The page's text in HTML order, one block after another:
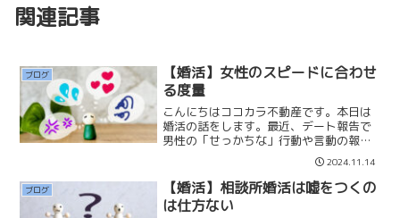
関連記事
ブログ
【婚活】女性のスピードに合わせ
る度量
こんにちはココカラ不動産です。本日は
婚活の話をします。最近、デート報告で
男性の「せっかちな」行動や言動の報告
を沢山受けます。マリッジの婚活女性に
対するお相手男性の行動だったり、マリ
ッジの婚活男性でも見受けられることが
あります。「何をそんなに...
2024.11.14
ブログ
【婚活】相談所婚活は嘘をつくの
は仕方ない